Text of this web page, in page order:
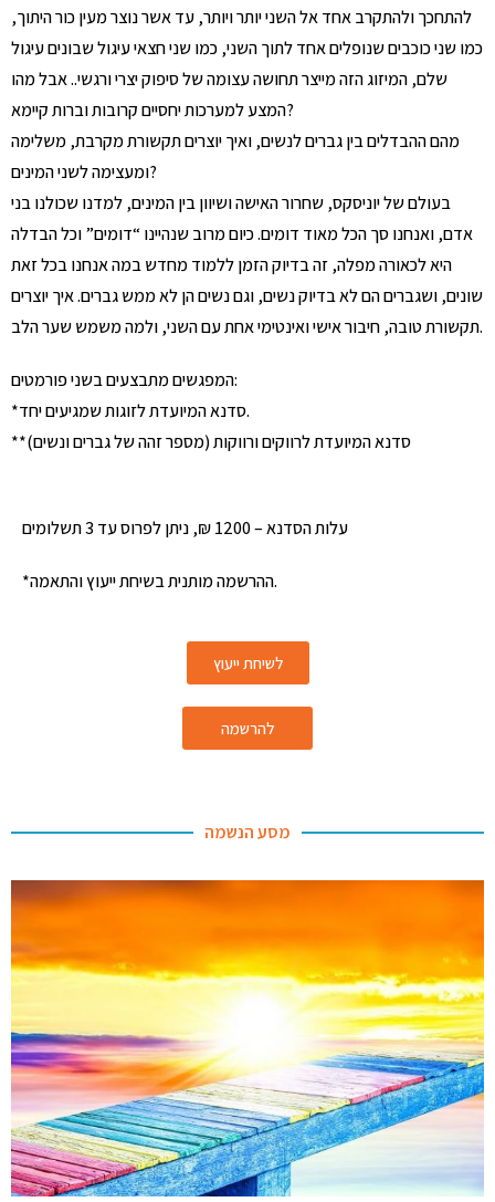
להתחכך ולהתקרב אחד אל השני יותר ויותר, עד אשר נוצר מעין כור היתוך,
כמו שני כוכבים שנופלים אחד לתוך השני, כמו שני חצאי עיגול שבונים עיגול
שלם, המיזוג הזה מייצר תחושה עצומה של סיפוק יצרי ורגשי.. אבל מהו
המצע למערכות יחסיים קרובות וברות קיימא?
מהם ההבדלים בין גברים לנשים, ואיך יוצרים תקשורת מקרבת, משלימה
ומעצימה לשני המינים?
בעולם של יוניסקס, שחרור האישה ושיוון בין המינים, למדנו שכולנו בני
אדם, ואנחנו סך הכל מאוד דומים. כיום מרוב שנהיינו “דומים” וכל הבדלה
היא לכאורה מפלה, זה בדיוק הזמן ללמוד מחדש במה אנחנו בכל זאת
שונים, ושגברים הם לא בדיוק נשים, וגם נשים הן לא ממש גברים. איך יוצרים
תקשורת טובה, חיבור אישי ואינטימי אחת עם השני, ולמה משמש שער הלב.
המפגשים מתבצעים בשני פורמטים:
*סדנא המיועדת לזוגות שמגיעים יחד.
**סדנא המיועדת לרווקים ורווקות (מספר זהה של גברים ונשים)
עלות הסדנא – 1200 ₪, ניתן לפרוס עד 3 תשלומים
*ההרשמה מותנית בשיחת ייעוץ והתאמה.
לשיחת ייעוץ
להרשמה
מסע הנשמה